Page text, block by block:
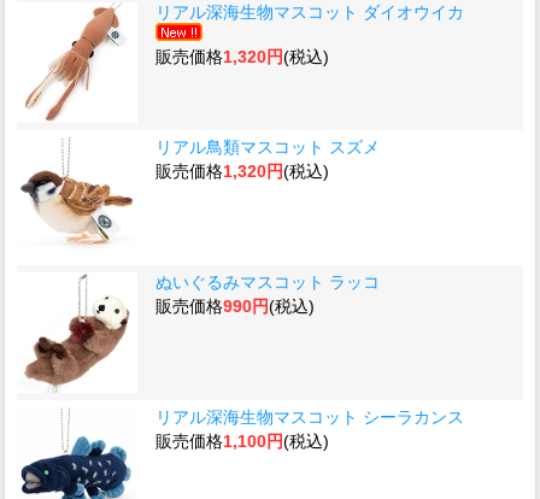
リアル深海生物マスコット ダイオウイカ
販売価格1,320円(税込)
リアル鳥類マスコット スズメ
販売価格1,320円(税込)
ぬいぐるみマスコット ラッコ
販売価格990円(税込)
リアル深海生物マスコット シーラカンス
販売価格1,100円(税込)